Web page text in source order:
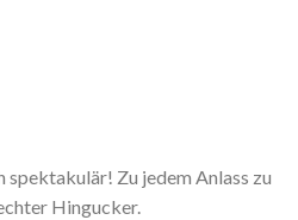
spektakulär! Zu jedem Anlass zu
Hingucker.